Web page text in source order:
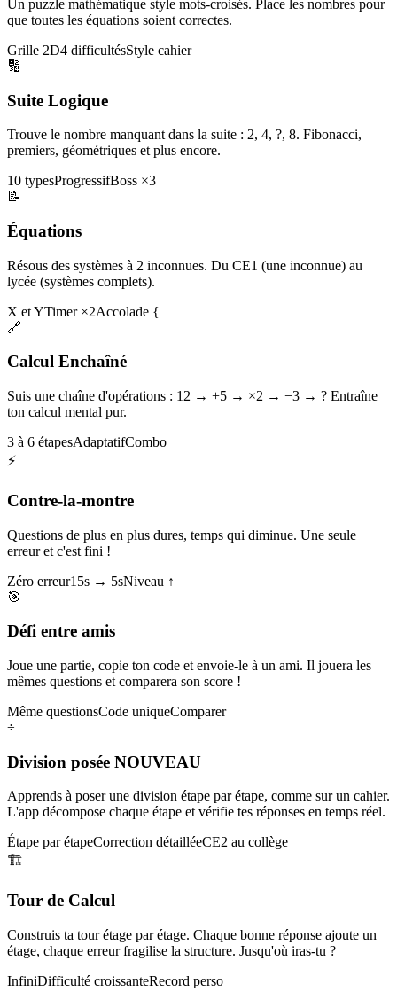
Un puzzle mathématique style mots-croisés. Place les nombres pour
que toutes les équations soient correctes.
Grille 2D4 difficultésStyle cahier
🔢
Suite Logique
Trouve le nombre manquant dans la suite : 2, 4, ?, 8. Fibonacci,
premiers, géométriques et plus encore.
10 typesProgressifBoss ×3
📝
Équations
Résous des systèmes à 2 inconnues. Du CE1 (une inconnue) au
lycée (systèmes complets).
X et YTimer ×2Accolade {
🔗
Calcul Enchaîné
Suis une chaîne d'opérations : 12 → +5 → ×2 → −3 → ? Entraîne
ton calcul mental pur.
3 à 6 étapesAdaptatifCombo
⚡
Contre-la-montre
Questions de plus en plus dures, temps qui diminue. Une seule
erreur et c'est fini !
Zéro erreur15s → 5sNiveau ↑
🎯
Défi entre amis
Joue une partie, copie ton code et envoie-le à un ami. Il jouera les
mêmes questions et comparera son score !
Même questionsCode uniqueComparer
÷
Division posée NOUVEAU
Apprends à poser une division étape par étape, comme sur un cahier.
L'app décompose chaque étape et vérifie tes réponses en temps réel.
Étape par étapeCorrection détailléeCE2 au collège
🏗️
Tour de Calcul
Construis ta tour étage par étage. Chaque bonne réponse ajoute un
étage, chaque erreur fragilise la structure. Jusqu'où iras-tu ?
InfiniDifficulté croissanteRecord perso